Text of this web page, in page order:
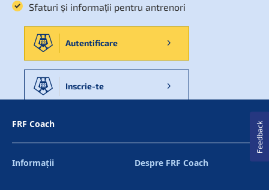
Sfaturi și informații pentru antrenori
Autentificare
Inscrie-te
FRF Coach
Informaţii Despre FRF Coach
Feedback